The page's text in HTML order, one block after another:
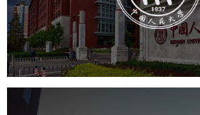
培训教育 高校 大学网站建设
学校网站建设
教育